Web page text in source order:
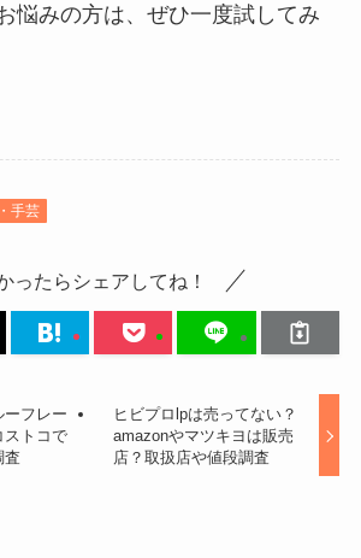
悩みの方は、ぜひ一度試してみ
手芸
ったらシェアしてね！
ーフレー
ストコで
査
ヒビプロlpは売ってない？
amazonやマツキヨは販売
店？取扱店や値段調査